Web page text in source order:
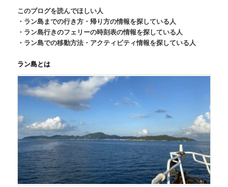
このブログを読んでほしい人
・ラン島までの行き方・帰り方の情報を探している人
・ラン島行きのフェリーの時刻表の情報を探している人
・ラン島での移動方法・アクティビティ情報を探している人
ラン島とは